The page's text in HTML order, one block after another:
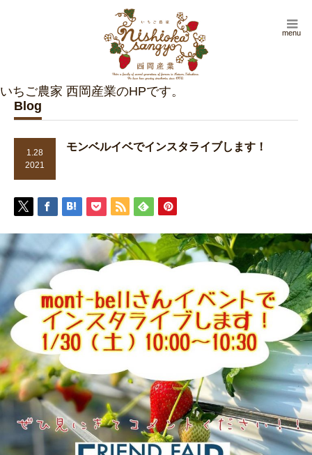
menu
Blog
1.28
2021
モンベルイベでインスタライブします！